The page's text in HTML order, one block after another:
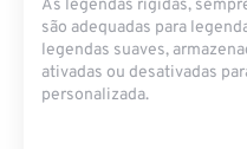
As legendas rígidas,
são adequadas para
legendas suaves,
ativadas ou desativadas
personalizada.